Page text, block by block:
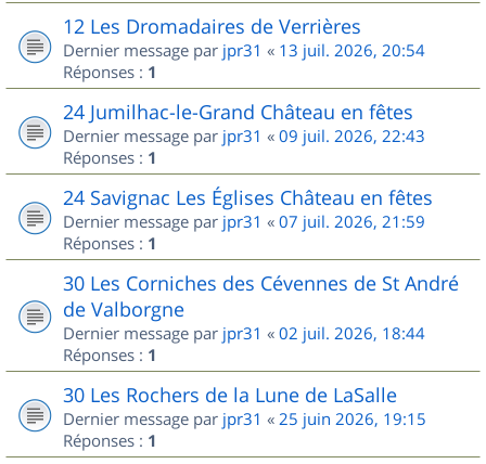
12 Les Dromadaires de Verrières
Dernier message par jpr31 « 13 juil. 2026, 20:54
Réponses : 1
24 Jumilhac-le-Grand Château en fêtes
Dernier message par jpr31 « 09 juil. 2026, 22:43
Réponses : 1
24 Savignac Les Églises Château en fêtes
Dernier message par jpr31 « 07 juil. 2026, 21:59
Réponses : 1
30 Les Corniches des Cévennes de St André
de Valborgne
Dernier message par jpr31 « 02 juil. 2026, 18:44
Réponses : 1
30 Les Rochers de la Lune de LaSalle
Dernier message par jpr31 « 25 juin 2026, 19:15
Réponses : 1